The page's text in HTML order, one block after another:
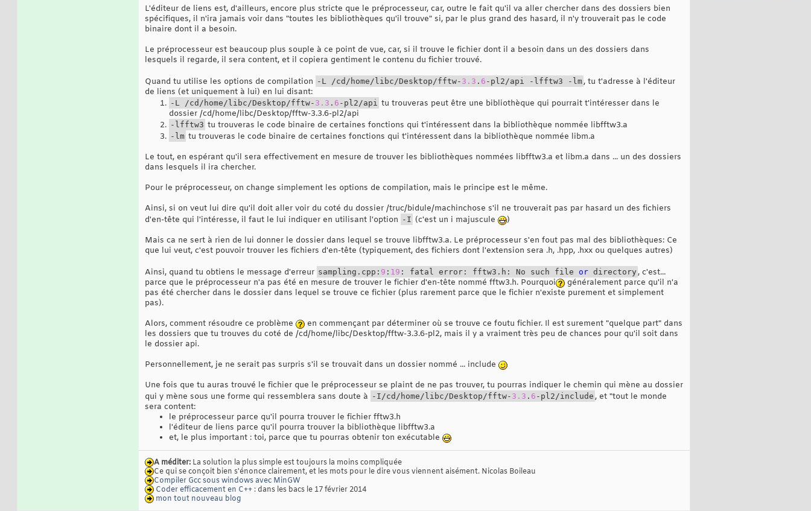
L'éditeur de liens est, d'ailleurs, encore plus stricte que le préprocesseur, car, outre le fait qu'il va aller chercher dans des dossiers bien
spécifiques, il n'ira jamais voir dans "toutes les bibliothèques qu'il trouve" si, par le plus grand des hasard, il n'y trouverait pas le code
binaire dont il a besoin.
Le préprocesseur est beaucoup plus souple à ce point de vue, car, si il trouve le fichier dont il a besoin dans un des dossiers dans
lesquels il regarde, il sera content, et il copiera gentiment le contenu du fichier trouvé.
Quand tu utilise les options de compilation -L /cd/home/libc/Desktop/fftw- 3.3 . 6 -pl2/api -lfftw3 -lm, tu t'adresse à l'éditeur
de liens (et uniquement à lui) en lui disant:
-L /cd/home/libc/Desktop/fftw- 3.3 . 6 -pl2/api tu trouveras peut être une bibliothèque qui pourrait t'intéresser dans le
dossier /cd/home/libc/Desktop/fftw-3.3.6-pl2/api
-lfftw3 tu trouveras le code binaire de certaines fonctions qui t'intéressent dans la bibliothèque nommée libfftw3.a
-lm tu trouveras le code binaire de certaines fonctions qui t'intéressent dans la bibliothèque nommée libm.a
Le tout, en espérant qu'il sera effectivement en mesure de trouver les bibliothèques nommées libfftw3.a et libm.a dans ... un des dossiers
dans lesquels il ira chercher.
Pour le préprocesseur, on change simplement les options de compilation, mais le principe est le même.
Ainsi, si on veut lui dire qu'il doit aller voir du coté du dossier /truc/bidule/machinchose s'il ne trouverait pas par hasard un des fichiers
d'en-tête qui l'intéresse, il faut le lui indiquer en utilisant l'option -I (c'est un i majuscule
)
Mais ca ne sert à rien de lui donner le dossier dans lequel se trouve libfftw3.a. Le préprocesseur s'en fout pas mal des bibliothèques: Ce
que lui veut, c'est pouvoir trouver les fichiers d'en-tête (typiquement, des fichiers dont l'extension sera .h, .hpp, .hxx ou quelques autres)
Ainsi, quand tu obtiens le message d'erreur sampling.cpp: 9 : 19 : fatal error: fftw3.h: No such file or directory , c'est...
parce que le préprocesseur n'a pas été en mesure de trouver le fichier d'en-tête nommé fftw3.h. Pourquoi
généralement parce qu'il n'a
pas été chercher dans le dossier dans lequel se trouve ce fichier (plus rarement parce que le fichier n'existe purement et simplement
pas).
Alors, comment résoudre ce problème
en commençant par déterminer où se trouve ce foutu fichier. Il est surement "quelque part" dans
les dossiers que tu trouves du coté de /cd/home/libc/Desktop/fftw-3.3.6-pl2, mais il y a vraiment très peu de chances pour qu'il soit dans
le dossier api.
Personnellement, je ne serait pas surpris s'il se trouvait dans un dossier nommé ... include
Une fois que tu auras trouvé le fichier que le préprocesseur se plaint de ne pas trouver, tu pourras indiquer le chemin qui mène au dossier
qui y mène sous une forme qui ressemblera sans doute à -I/cd/home/libc/Desktop/fftw- 3.3 . 6 -pl2/include , et "tout le monde
sera content:
le préprocesseur parce qu'il pourra trouver le fichier fftw3.h
l'éditeur de liens parce qu'il pourra trouver la bibliothèque libfftw3.a
et, le plus important : toi, parce que tu pourras obtenir ton exécutable
A méditer: La solution la plus simple est toujours la moins compliquée
Ce qui se conçoit bien s'énonce clairement, et les mots pour le dire vous viennent aisément. Nicolas Boileau
Compiler Gcc sous windows avec MinGW
Coder efficacement en C++ : dans les bacs le 17 février 2014
mon tout nouveau blog